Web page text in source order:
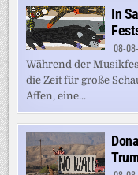
In
08-
Während der
die Zeit für große
Affen, eine...